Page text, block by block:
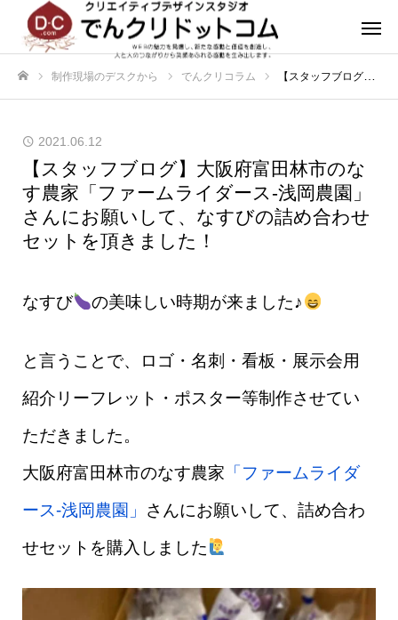
制作現場のデスクから でんクリコラム 【スタッフブログ】大阪府富田林市のなす農家「ファームライダース-浅岡農園」さんにお願いして、なすびの詰め合わせセットを頂きました！
2021.06.12
【スタッフブログ】大阪府富田林市のな
す農家「ファームライダース-浅岡農園」
さんにお願いして、なすびの詰め合わせ
セットを頂きました！
なすび の美味しい時期が来ました♪
と言うことで、ロゴ・名刺・看板・展示会用
紹介リーフレット・ポスター等制作させてい
ただきました。
大阪府富田林市のなす農家 「ファームライダ
ース-浅岡農園」 さんにお願いして、詰め合わ
せセットを購入しました